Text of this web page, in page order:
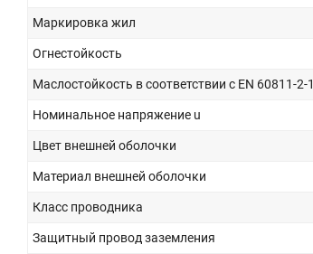
Маркировка жил
Огнестойкость
Маслостойкость в соответствии с EN 60811-2-1
Номинальное напряжение u
Цвет внешней оболочки
Материал внешней оболочки
Класс проводника
Защитный провод заземления